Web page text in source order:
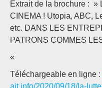
Extrait de la brochure : »
CINEMA ! Utopia, ABC,
etc. DANS LES
PATRONS COMMES
«
Téléchargeable en ligne :
ait.info/2020/09/18/la-